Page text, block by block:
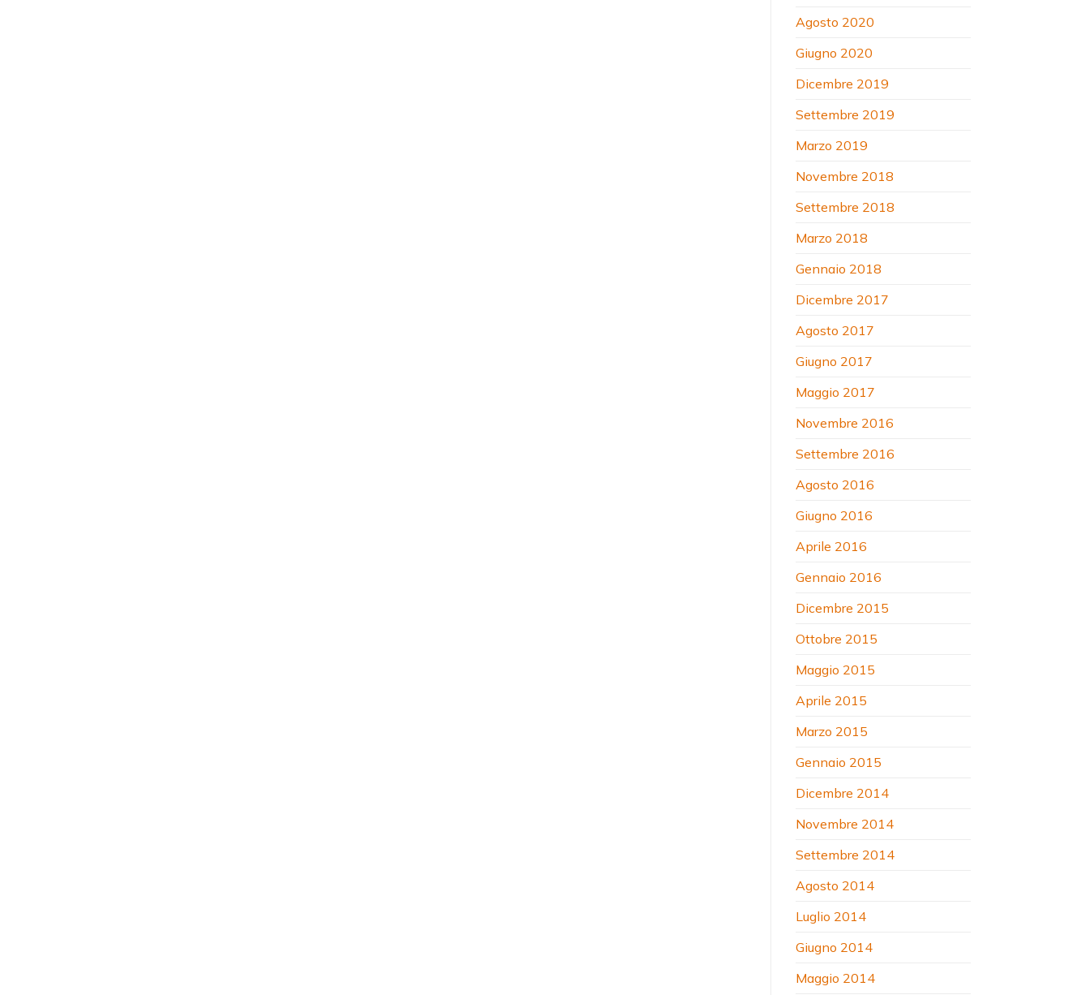
Agosto 2020
Giugno 2020
Dicembre 2019
Settembre 2019
Marzo 2019
Novembre 2018
Settembre 2018
Marzo 2018
Gennaio 2018
Dicembre 2017
Agosto 2017
Giugno 2017
Maggio 2017
Novembre 2016
Settembre 2016
Agosto 2016
Giugno 2016
Aprile 2016
Gennaio 2016
Dicembre 2015
Ottobre 2015
Maggio 2015
Aprile 2015
Marzo 2015
Gennaio 2015
Dicembre 2014
Novembre 2014
Settembre 2014
Agosto 2014
Luglio 2014
Giugno 2014
Maggio 2014